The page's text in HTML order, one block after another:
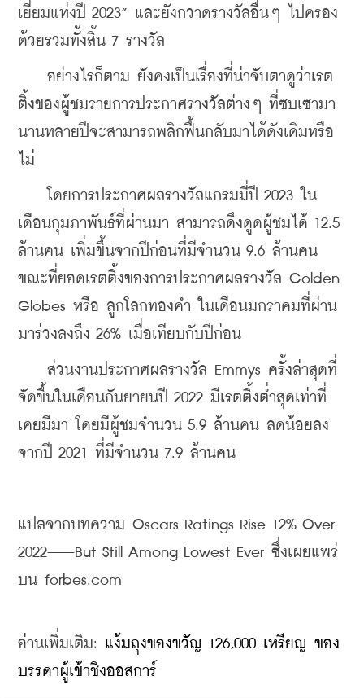
เยี่ยมแห่งปี 2023” และยังกวาดรางวัลอื่นๆ ไปครอง
ด้วยรวมทั้งสิ้น 7 รางวัล
อย่างไรก็ตาม ยังคงเป็นเรื่องที่น่าจับตาดูว่าเรต
ติ้งของผู้ชมรายการประกาศรางวัลต่างๆ ที่ซบเซามา
นานหลายปีจะสามารถพลิกฟื้นกลับมาได้ดังเดิมหรือ
ไม่
โดยการประกาศผลรางวัลแกรมมี่ปี 2023 ใน
เดือนกุมภาพันธ์ที่ผ่านมา สามารถดึงดูดผู้ชมได้ 12.5
ล้านคน เพิ่มขึ้นจากปีก่อนที่มีจำนวน 9.6 ล้านคน
ขณะที่ยอดเรตติ้งของการประกาศผลรางวัล Golden
Globes หรือ ลูกโลกทองคำ ในเดือนมกราคมที่ผ่าน
มาร่วงลงถึง 26% เมื่อเทียบกับปีก่อน
ส่วนงานประกาศผลรางวัล Emmys ครั้งล่าสุดที่
จัดขึ้นในเดือนกันยายนปี 2022 มีเรตติ้งต่ำสุดเท่าที่
เคยมีมา โดยมีผู้ชมจำนวน 5.9 ล้านคน ลดน้อยลง
จากปี 2021 ที่มีจำนวน 7.9 ล้านคน
แปลจากบทความ Oscars Ratings Rise 12% Over
2022—But Still Among Lowest Ever ซึ่งเผยแพร่
บน forbes.com
อ่านเพิ่มเติม: แง้มถุงของขวัญ 126,000 เหรียญ ของ
บรรดาผู้เข้าชิงออสการ์